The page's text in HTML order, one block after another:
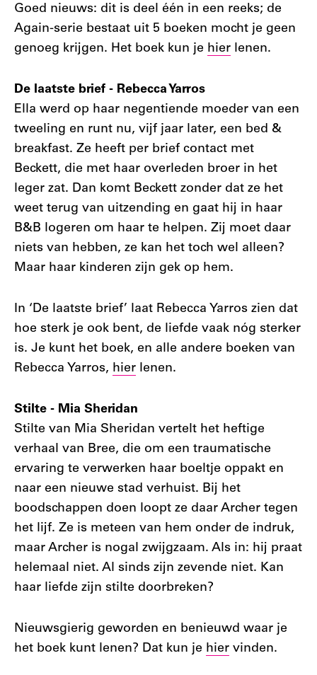
Goed nieuws: dit is deel één in een reeks; de
Again-serie bestaat uit 5 boeken mocht je geen
genoeg krijgen. Het boek kun je hier lenen.
De laatste brief - Rebecca Yarros
Ella werd op haar negentiende moeder van een
tweeling en runt nu, vijf jaar later, een bed &
breakfast. Ze heeft per brief contact met
Beckett, die met haar overleden broer in het
leger zat. Dan komt Beckett zonder dat ze het
weet terug van uitzending en gaat hij in haar
B&B logeren om haar te helpen. Zij moet daar
niets van hebben, ze kan het toch wel alleen?
Maar haar kinderen zijn gek op hem.
In ‘De laatste brief’ laat Rebecca Yarros zien dat
hoe sterk je ook bent, de liefde vaak nóg sterker
is. Je kunt het boek, en alle andere boeken van
Rebecca Yarros, hier lenen.
Stilte - Mia Sheridan
Stilte van Mia Sheridan vertelt het heftige
verhaal van Bree, die om een traumatische
ervaring te verwerken haar boeltje oppakt en
naar een nieuwe stad verhuist. Bij het
boodschappen doen loopt ze daar Archer tegen
het lijf. Ze is meteen van hem onder de indruk,
maar Archer is nogal zwijgzaam. Als in: hij praat
helemaal niet. Al sinds zijn zevende niet. Kan
haar liefde zijn stilte doorbreken?
Nieuwsgierig geworden en benieuwd waar je
het boek kunt lenen? Dat kun je hier vinden.